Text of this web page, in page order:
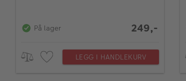
På lager 249,-
LEGG I HANDLEKURV